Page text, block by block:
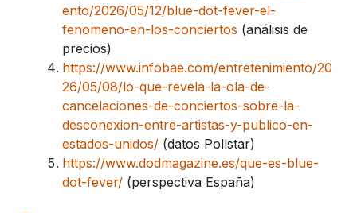
ento/2026/05/12/blue-dot-fever-el-
fenomeno-en-los-conciertos (análisis de
precios)
https://www.infobae.com/entretenimiento/20
26/05/08/lo-que-revela-la-ola-de-
cancelaciones-de-conciertos-sobre-la-
desconexion-entre-artistas-y-publico-en-
estados-unidos/ (datos Pollstar)
https://www.dodmagazine.es/que-es-blue-
dot-fever/ (perspectiva España)